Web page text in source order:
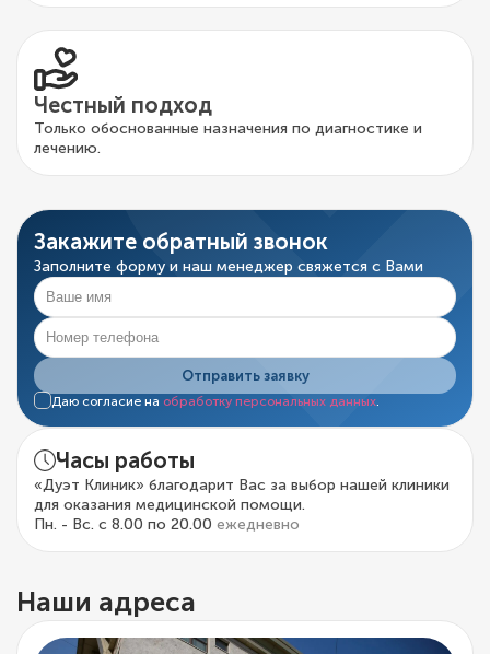
Честный подход
Только обоснованные назначения по диагностике и
лечению.
Закажите обратный звонок
Заполните форму и наш менеджер свяжется с Вами
Отправить заявку
Даю согласие на обработку персональных данных.
Часы работы
«Дуэт Клиник» благодарит Вас за выбор нашей клиники
для оказания медицинской помощи.
Пн. - Вс. с 8.00 по 20.00 ежедневно
Наши адреса